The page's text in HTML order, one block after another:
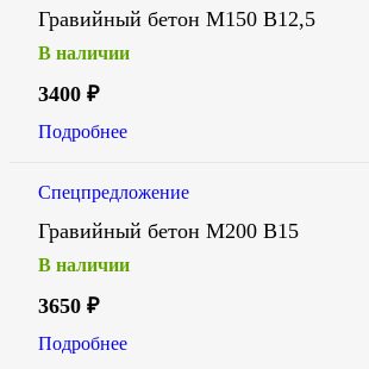
Гравийный бетон М150 В12,5
В наличии
3400 ₽
Подробнее
Спецпредложение
Гравийный бетон М200 В15
В наличии
3650 ₽
Подробнее